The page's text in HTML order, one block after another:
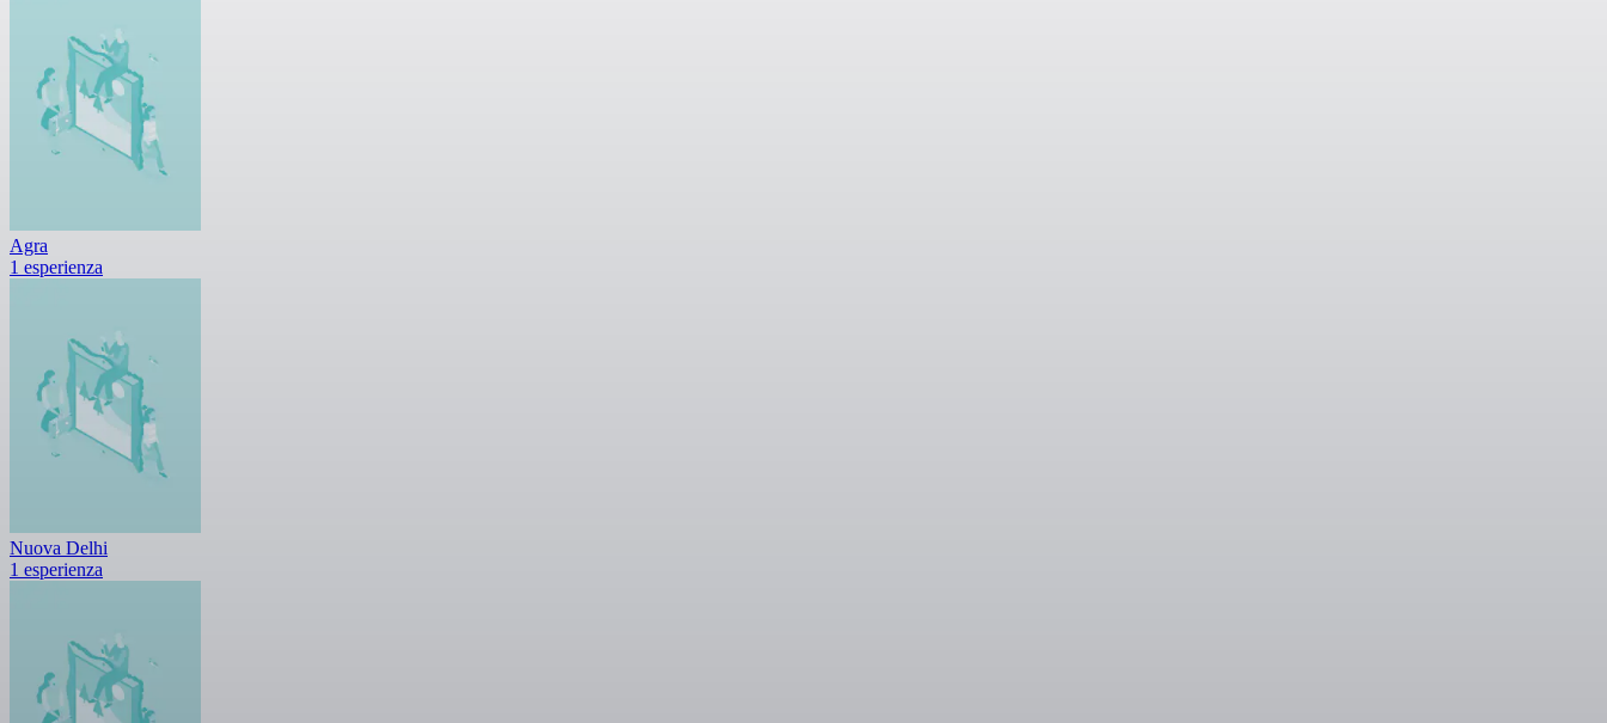
Agra
1 esperienza
Nuova Delhi
1 esperienza